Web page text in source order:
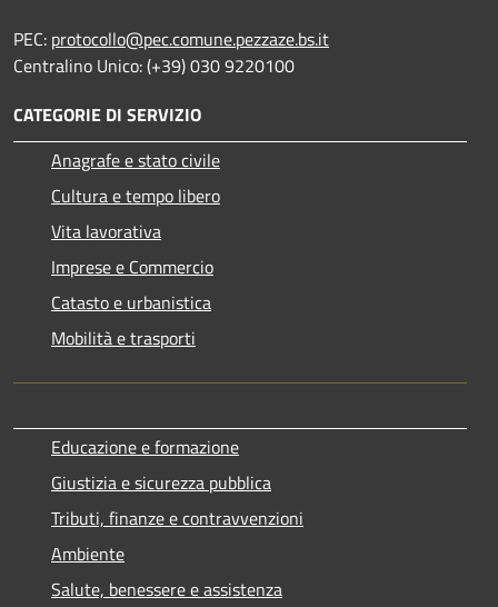
PEC: protocollo@pec.comune.pezzaze.bs.it
Centralino Unico: (+39) 030 9220100
CATEGORIE DI SERVIZIO
Anagrafe e stato civile
Cultura e tempo libero
Vita lavorativa
Imprese e Commercio
Catasto e urbanistica
Mobilità e trasporti
Educazione e formazione
Giustizia e sicurezza pubblica
Tributi, finanze e contravvenzioni
Ambiente
Salute, benessere e assistenza